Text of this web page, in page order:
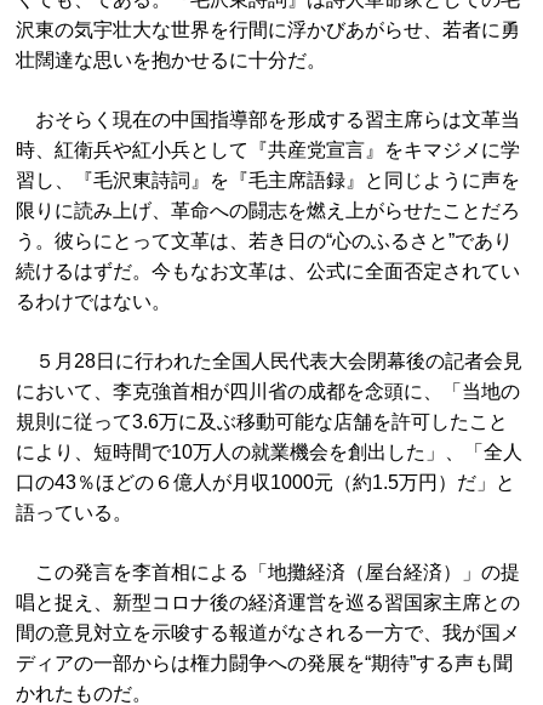
沢東の気宇壮大な世界を行間に浮かびあがらせ、若者に勇
壮闊達な思いを抱かせるに十分だ。
おそらく現在の中国指導部を形成する習主席らは文革当
時、紅衛兵や紅小兵として『共産党宣言』をキマジメに学
習し、『毛沢東詩詞』を『毛主席語録』と同じように声を
限りに読み上げ、革命への闘志を燃え上がらせたことだろ
う。彼らにとって文革は、若き日の“心のふるさと”であり
続けるはずだ。今もなお文革は、公式に全面否定されてい
るわけではない。
５月28日に行われた全国人民代表大会閉幕後の記者会見
において、李克強首相が四川省の成都を念頭に、「当地の
規則に従って3.6万に及ぶ移動可能な店舗を許可したこと
により、短時間で10万人の就業機会を創出した」、「全人
口の43％ほどの６億人が月収1000元（約1.5万円）だ」と
語っている。
この発言を李首相による「地攤経済（屋台経済）」の提
唱と捉え、新型コロナ後の経済運営を巡る習国家主席との
間の意見対立を示唆する報道がなされる一方で、我が国メ
ディアの一部からは権力闘争への発展を“期待”する声も聞
かれたものだ。